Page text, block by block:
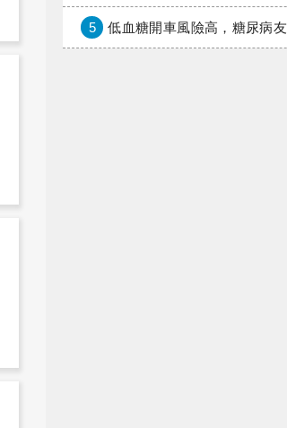
5 低血糖開車風險高，糖尿病友上路必學的安全守則